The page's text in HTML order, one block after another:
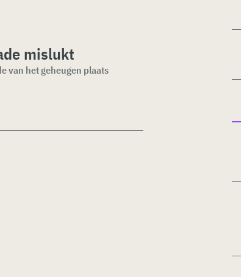
mislukt
van het geheugen plaats